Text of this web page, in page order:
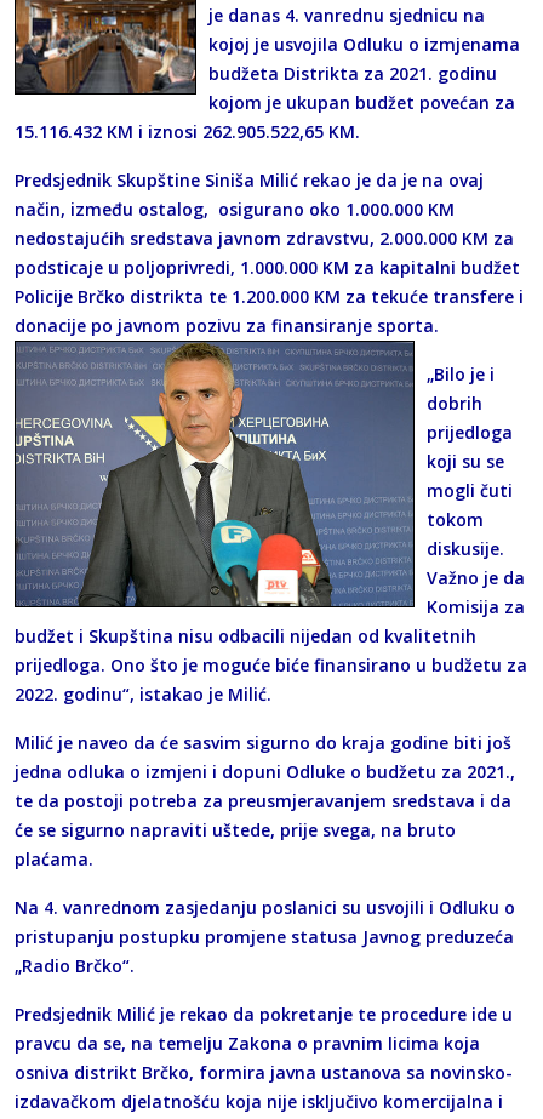
je danas 4. vanrednu sjednicu na
kojoj je usvojila Odluku o izmjenama
budžeta Distrikta za 2021. godinu
kojom je ukupan budžet povećan za
15.116.432 KM i iznosi 262.905.522,65 KM.
Predsjednik Skupštine Siniša Milić rekao je da je na ovaj
način, između ostalog, osigurano oko 1.000.000 KM
nedostajućih sredstava javnom zdravstvu, 2.000.000 KM za
podsticaje u poljoprivredi, 1.000.000 KM za kapitalni budžet
Policije Brčko distrikta te 1.200.000 KM za tekuće transfere i
donacije po javnom pozivu za finansiranje sporta.
„Bilo je i
dobrih
prijedloga
koji su se
mogli čuti
tokom
diskusije.
Važno je da
Komisija za
budžet i Skupština nisu odbacili nijedan od kvalitetnih
prijedloga. Ono što je moguće biće finansirano u budžetu za
2022. godinu“, istakao je Milić.
Milić je naveo da će sasvim sigurno do kraja godine biti još
jedna odluka o izmjeni i dopuni Odluke o budžetu za 2021.,
te da postoji potreba za preusmjeravanjem sredstava i da
će se sigurno napraviti uštede, prije svega, na bruto
plaćama.
Na 4. vanrednom zasjedanju poslanici su usvojili i Odluku o
pristupanju postupku promjene statusa Javnog preduzeća
„Radio Brčko“.
Predsjednik Milić je rekao da pokretanje te procedure ide u
pravcu da se, na temelju Zakona o pravnim licima koja
osniva distrikt Brčko, formira javna ustanova sa novinsko-
izdavačkom djelatnošću koja nije isključivo komercijalna i